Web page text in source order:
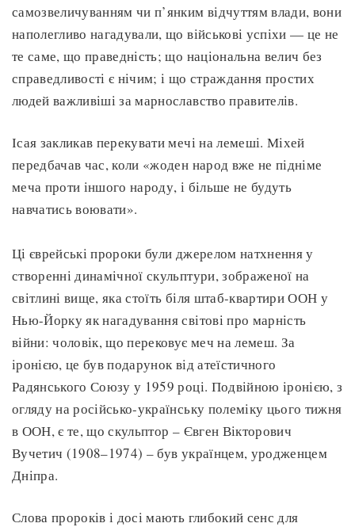
самозвеличуванням чи п’янким відчуттям влади, вони
наполегливо нагадували, що військові успіхи — це не
те саме, що праведність; що національна велич без
справедливості є нічим; і що страждання простих
людей важливіші за марнославство правителів.
Ісая закликав перекувати мечі на лемеші. Міхей
передбачав час, коли «жоден народ вже не підніме
меча проти іншого народу, і більше не будуть
навчатись воювати».
Ці єврейські пророки були джерелом натхнення у
створенні динамічної скульптури, зображеної на
світлині вище, яка стоїть біля штаб-квартири ООН у
Нью-Йорку як нагадування світові про марність
війни: чоловік, що перековує меч на лемеш. За
іронією, це був подарунок від атеїстичного
Радянського Союзу у 1959 році. Подвійною іронією, з
огляду на російсько-українську полеміку цього тижня
в ООН, є те, що скульптор – Євген Вікторович
Вучетич (1908–1974) – був українцем, уродженцем
Дніпра.
Слова пророків і досі мають глибокий сенс для